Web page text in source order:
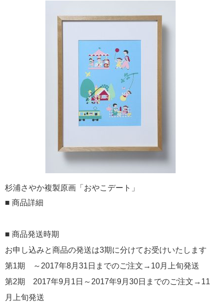
杉浦さやか複製原画「おやこデート」
■ 商品詳細
■ 商品発送時期
お申し込みと商品の発送は3期に分けてお受けいたします
第1期 ～2017年8月31日までのご注文→10月上旬発送
第2期 2017年9月1日～2017年9月30日までのご注文→11
月上旬発送